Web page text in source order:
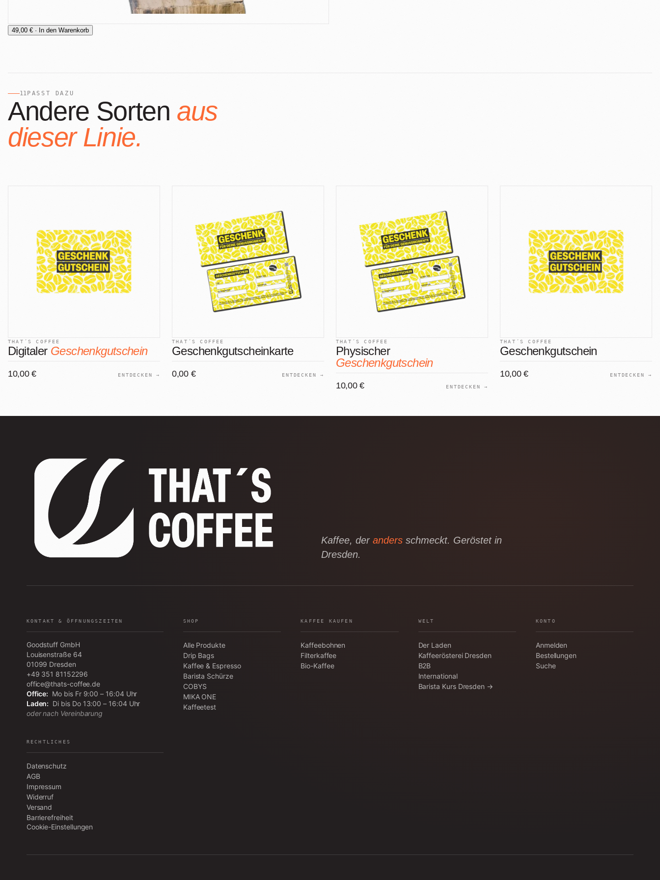
49,00 € · In den Warenkorb
11 PASST DAZU
Andere Sorten aus
dieser Linie.
THAT´S COFFEE
Digitaler Geschenkgutschein
10,00 € ENTDECKEN →
THAT´S COFFEE
Geschenkgutscheinkarte
0,00 € ENTDECKEN →
THAT´S COFFEE
Physischer
Geschenkgutschein
10,00 € ENTDECKEN →
THAT´S COFFEE
Geschenkgutschein
10,00 € ENTDECKEN →
Kaffee, der andersschmeckt. Geröstet in
Dresden.
KONTAKT & ÖFFNUNGSZEITEN
Goodstuff GmbH
Louisenstraße 64
01099 Dresden
+49 351 81152296
office@thats-coffee.de
Office: Mo bis Fr 9:00 – 16:04 Uhr
Laden: Di bis Do 13:00 – 16:04 Uhr
oder nach Vereinbarung
SHOP
Alle Produkte
Drip Bags
Kaffee & Espresso
Barista Schürze
COBYS
MIKA ONE
Kaffeetest
KAFFEE KAUFEN
Kaffeebohnen
Filterkaffee
Bio-Kaffee
WELT
Der Laden
Kaffeerösterei Dresden
B2B
International
Barista Kurs Dresden →
KONTO
Anmelden
Bestellungen
Suche
RECHTLICHES
Datenschutz
AGB
Impressum
Widerruf
Versand
Barrierefreiheit
Cookie-Einstellungen